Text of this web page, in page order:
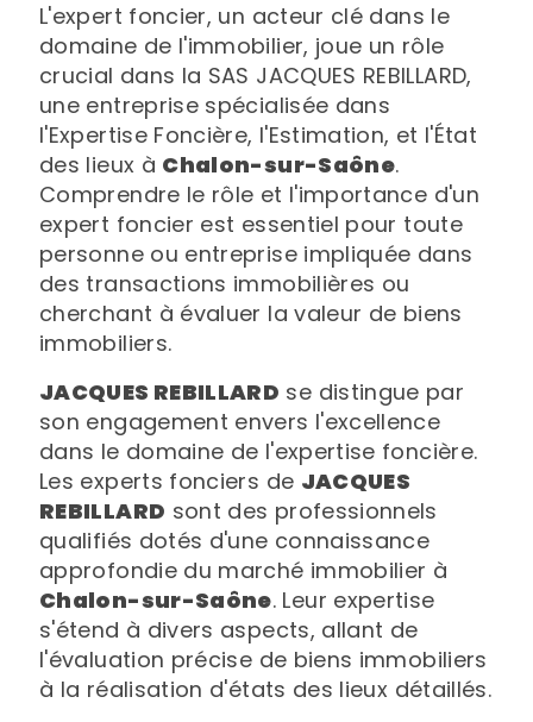
L'expert foncier, un acteur clé dans le
domaine de l'immobilier, joue un rôle
crucial dans la SAS JACQUES REBILLARD,
une entreprise spécialisée dans
l'Expertise Foncière, l'Estimation, et l'État
des lieux à Chalon-sur-Saône.
Comprendre le rôle et l'importance d'un
expert foncier est essentiel pour toute
personne ou entreprise impliquée dans
des transactions immobilières ou
cherchant à évaluer la valeur de biens
immobiliers.
JACQUES REBILLARD se distingue par
son engagement envers l'excellence
dans le domaine de l'expertise foncière.
Les experts fonciers de JACQUES
REBILLARD sont des professionnels
qualifiés dotés d'une connaissance
approfondie du marché immobilier à
Chalon-sur-Saône. Leur expertise
s'étend à divers aspects, allant de
l'évaluation précise de biens immobiliers
à la réalisation d'états des lieux détaillés.